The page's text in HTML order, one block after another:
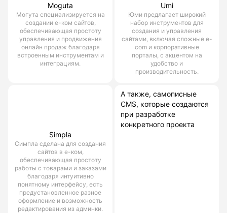
Moguta
Могута специализируется на
создании е-ком сайтов,
обеспечивающая простоту
управления и продвижения
онлайн продаж благодаря
встроенным инструментам и
интеграциям.
Umi
Юми предлагает широкий
набор инструментов для
создания и управления
сайтами, включая сложные e-
com и корпоративные
порталы, с акцентом на
удобство и
производительность.
Simpla
Симпла сделана для создания
сайтов в е-ком,
обеспечивающая простоту
работы с товарами и заказами
благодаря интуитивно
понятному интерфейсу, есть
предустановленное разное
оформление и возможность
редактирования из админки.
А также, самописные
CMS, которые создаются
при разработке
конкретного проекта